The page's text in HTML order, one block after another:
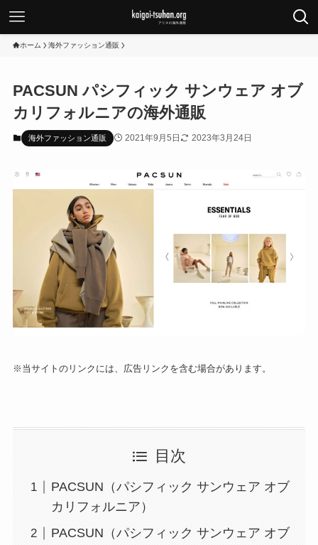
ホーム 海外ファッション通販
PACSUN パシフィック サンウェア オブ
カリフォルニアの海外通販
海外ファッション通販 2021年9月5日 2023年3月24日
※当サイトのリンクには、広告リンクを含む場合があります。
目次
PACSUN（パシフィック サンウェア オブ
カリフォルニア）
PACSUN（パシフィック サンウェア オブ